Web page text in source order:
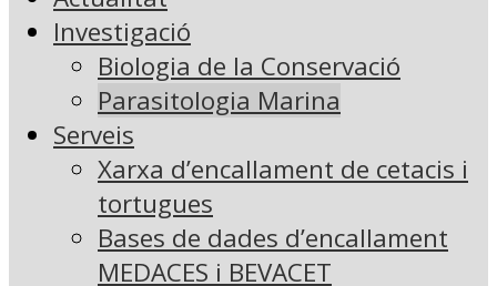
Investigació
Biologia de la Conservació
Parasitologia Marina
Serveis
Xarxa d’encallament de cetacis i
tortugues
Bases de dades d’encallament
MEDACES i BEVACET